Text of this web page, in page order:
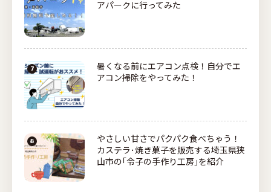
アパークに行ってみた
暑くなる前にエアコン点検！自分でエ
アコン掃除をやってみた！
やさしい甘さでパクパク食べちゃう！
カステラ･焼き菓子を販売する埼玉県狭
山市の｢令子の手作り工房｣を紹介